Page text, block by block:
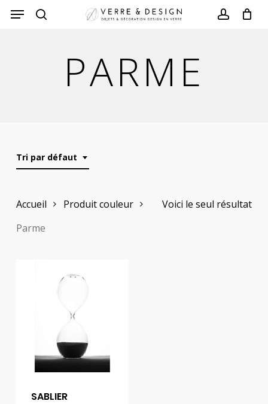
Skip
PARME
Tri par défaut
Voici le seul résultat
Accueil
Produit couleur
Parme
SABLIER